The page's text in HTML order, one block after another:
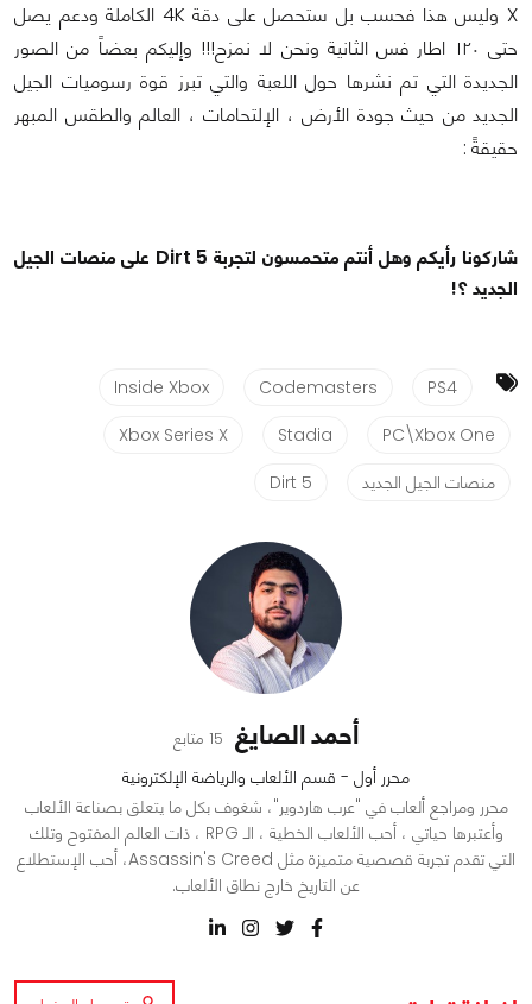
X وليس هذا فحسب بل ستحصل على دقة 4K الكاملة ودعم يصل
حتى ١٢٠ اطار فس الثانية ونحن لا نمزح!!! وإليكم بعضاً من الصور
الجديدة التي تم نشرها حول اللعبة والتي تبرز قوة رسوميات الجيل
الجديد من حيث جودة الأرض ، الإلتحامات ، العالم والطقس المبهر
حقيقةً :
شاركونا رأيكم وهل أنتم متحمسون لتجربة Dirt 5 على منصات الجيل
الجديد ؟!
PS4
Codemasters
Inside Xbox
PC\Xbox One
Stadia
Xbox Series X
منصات الجيل الجديد
Dirt 5
أحمد الصايغ 15 متابع
محرر أول - قسم الألعاب والرياضة الإلكترونية
محرر ومراجع ألعاب في "عرب هاردوير"، شغوف بكل ما يتعلق بصناعة الألعاب
وأعتبرها حياتي ، أحب الألعاب الخطية ، الـ RPG ، ذات العالم المفتوح وتلك
التي تقدم تجربة قصصية متميزة مثل Assassin's Creed، أحب الإستطلاع
عن التاريخ خارج نطاق الألعاب.